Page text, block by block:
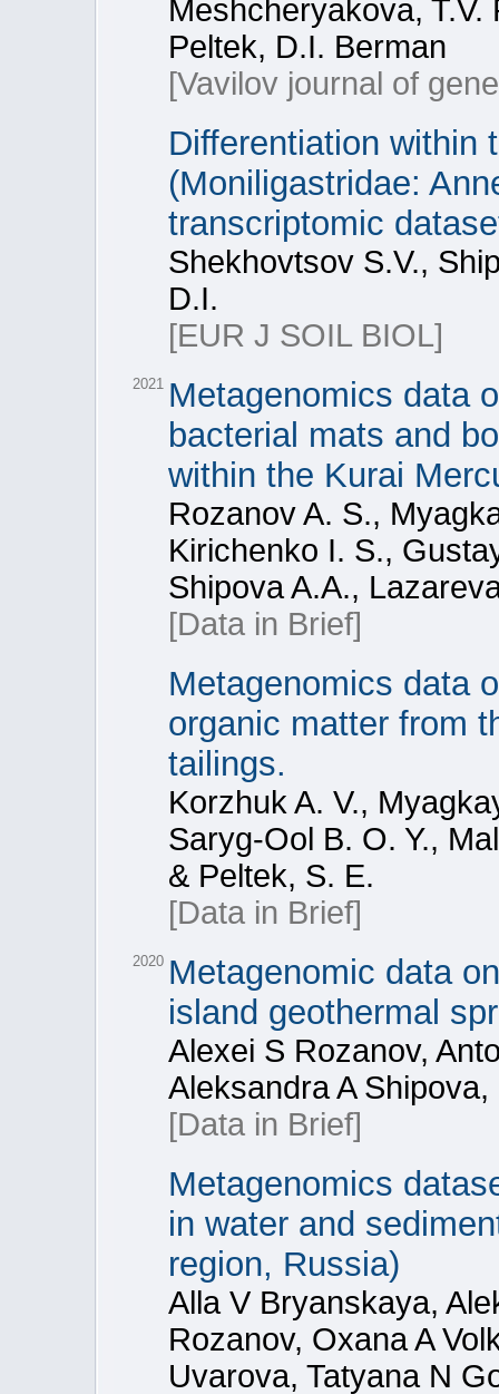
Meshcheryakova,
Peltek, D.I. Berman
[Vavilov journal of
Differentiation within
(Moniligastridae:
transcriptomic
Shekhovtsov S.V.,
D.I.
[EUR J SOIL BIOL]
2021 Metagenomics data
bacterial mats and
within the Kurai
Rozanov A. S.,
Kirichenko I. S.,
Shipova A.A.,
[Data in Brief]
Metagenomics data
organic matter from
tailings.
Korzhuk A. V.,
Saryg-Ool B. O. Y.,
& Peltek, S. E.
[Data in Brief]
2020 Metagenomic data
island geothermal
Alexei S Rozanov,
Aleksandra A
[Data in Brief]
Metagenomics
in water and
region, Russia)
Alla V Bryanskaya,
Rozanov, Oxana A
Uvarova, Tatyana N